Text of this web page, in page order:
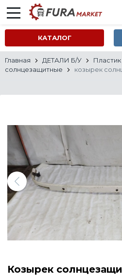
КАТАЛОГ
Главная ДЕТАЛИ Б/У
солнцезащитные
козырек
Козырек